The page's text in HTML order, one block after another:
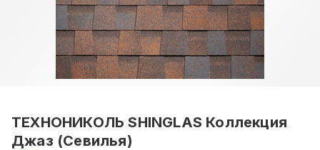
ТЕХНОНИКОЛЬ SHINGLAS Коллекция
Джаз (Севилья)